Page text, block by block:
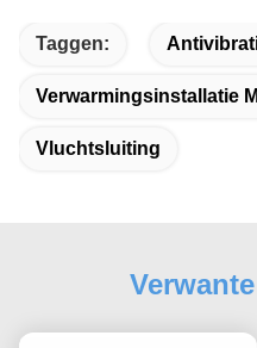
Taggen:
Verwarmingsinstallatie
Vluchtsluiting